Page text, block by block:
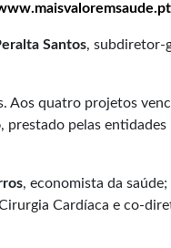
Santos, subdiretor-
Aos quatro projetos
, prestado pelas entidades
, economista da saúde;
Cardíaca e co-